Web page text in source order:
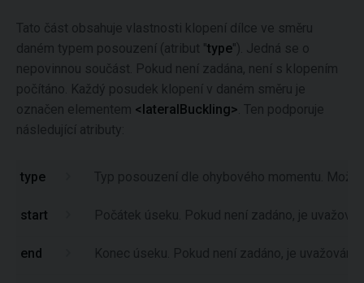
Tato část obsahuje vlastnosti klopení dílce ve směru
daném typem posouzení (atribut "type"). Jedná se o
nepovinnou součást. Pokud není zadána, není s klopením
počítáno. Každý posudek klopení v daném směru je
označen elementem <lateralBuckling> . Ten podporuje
následující atributy:
type Typ posouzení dle ohybového momentu.
start Počátek úseku. Pokud není zadáno, je
end Konec úseku. Pokud není zadáno, je